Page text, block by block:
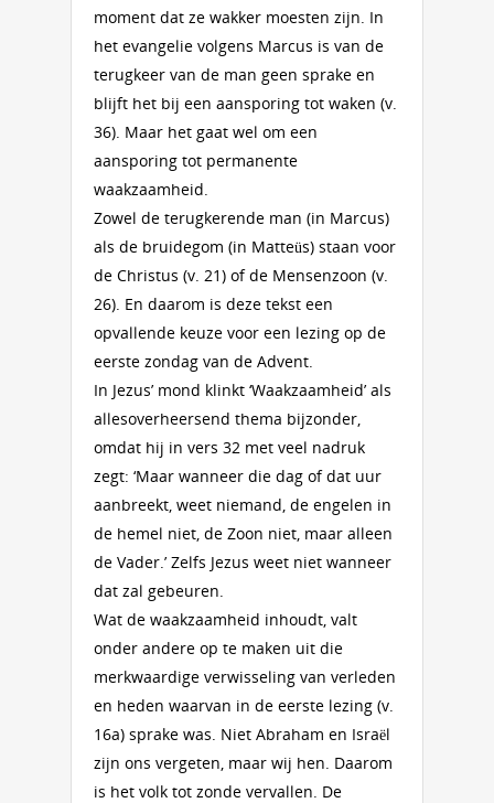
moment dat ze wakker moesten zijn. In
het evangelie volgens Marcus is van de
terugkeer van de man geen sprake en
blijft het bij een aansporing tot waken (v.
36). Maar het gaat wel om een
aansporing tot permanente
waakzaamheid.
Zowel de terugkerende man (in Marcus)
als de bruidegom (in Matteüs) staan voor
de Christus (v. 21) of de Mensenzoon (v.
26). En daarom is deze tekst een
opvallende keuze voor een lezing op de
eerste zondag van de Advent.
In Jezus’ mond klinkt ‘Waakzaamheid’ als
allesoverheersend thema bijzonder,
omdat hij in vers 32 met veel nadruk
zegt: ‘Maar wanneer die dag of dat uur
aanbreekt, weet niemand, de engelen in
de hemel niet, de Zoon niet, maar alleen
de Vader.’ Zelfs Jezus weet niet wanneer
dat zal gebeuren.
Wat de waakzaamheid inhoudt, valt
onder andere op te maken uit die
merkwaardige verwisseling van verleden
en heden waarvan in de eerste lezing (v.
16a) sprake was. Niet Abraham en Israël
zijn ons vergeten, maar wij hen. Daarom
is het volk tot zonde vervallen. De